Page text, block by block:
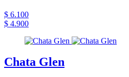
$ 6.100
$ 4.900
Chata Glen